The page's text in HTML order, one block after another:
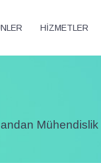
HİZMETLER
Mühendislik